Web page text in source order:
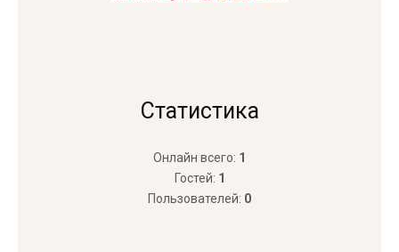
Статистика
Онлайн всего: 1
Гостей: 1
Пользователей: 0